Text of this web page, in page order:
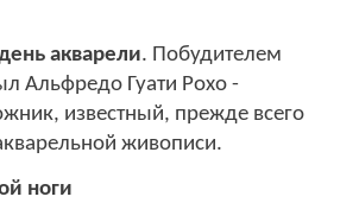
акварели. Побудителем
Альфредо Гуати Рохо -
известный, прежде всего
живописи.
ноги